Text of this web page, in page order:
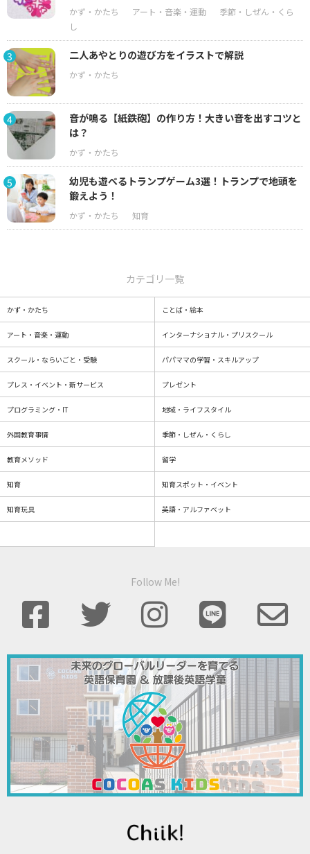
3 二人あやとりの遊び方をイラストで解説
4
音が鳴る【紙鉄砲】の作り方！大きい音を出すコツと
は？
5
幼児も遊べるトランプゲーム3選！トランプで地頭を
鍛えよう！
カテゴリ一覧
かず・かたち ことば・絵本
アート・音楽・運動 インターナショナル・プリスクール
スクール・ならいごと・受験 パパママの学習・スキルアップ
プレス・イベント・新サービス プレゼント
プログラミング・IT 地域・ライフスタイル
外国教育事情 季節・しぜん・くらし
教育メソッド 留学
知育 知育スポット・イベント
知育玩具 英語・アルファベット
Follow Me!